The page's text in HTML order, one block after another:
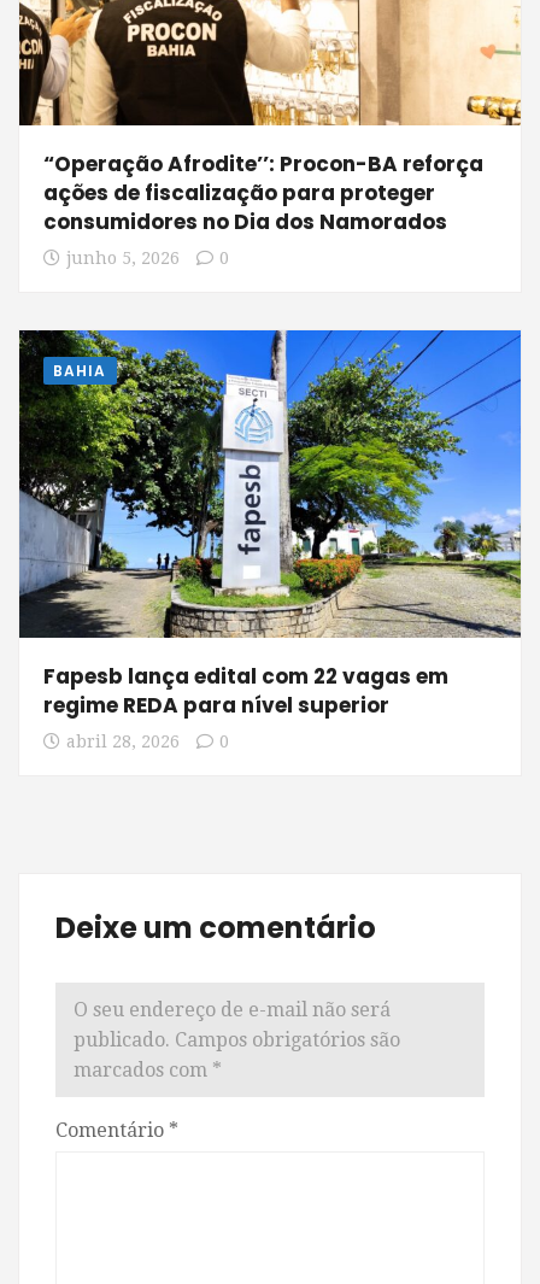
“Operação Afrodite’’: Procon-BA reforça
ações de fiscalização para proteger
consumidores no Dia dos Namorados
junho 5, 2026 0
BAHIA
Fapesb lança edital com 22 vagas em
regime REDA para nível superior
abril 28, 2026 0
Deixe um comentário
O seu endereço de e-mail não será
publicado. Campos obrigatórios são
marcados com *
Comentário *